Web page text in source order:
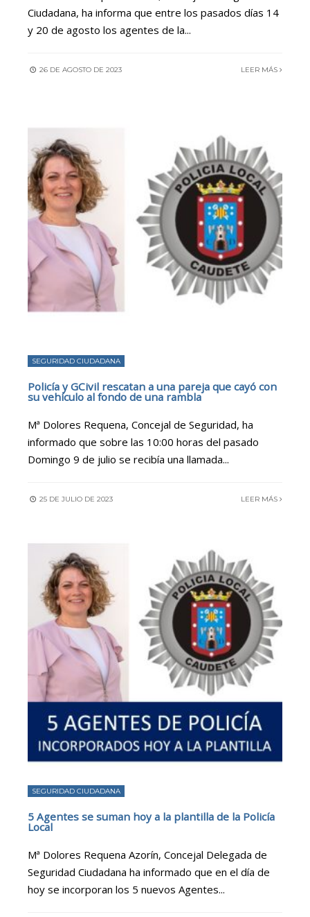
Ciudadana, ha informa que entre los pasados días 14
y 20 de agosto los agentes de la...
26 DE AGOSTO DE 2023 LEER MÁS
SEGURIDAD CIUDADANA
Policía y GCivil rescatan a una pareja que cayó con
su vehículo al fondo de una rambla
Mª Dolores Requena, Concejal de Seguridad, ha
informado que sobre las 10:00 horas del pasado
Domingo 9 de julio se recibía una llamada...
25 DE JULIO DE 2023 LEER MÁS
SEGURIDAD CIUDADANA
5 Agentes se suman hoy a la plantilla de la Policía
Local
Mª Dolores Requena Azorín, Concejal Delegada de
Seguridad Ciudadana ha informado que en el día de
hoy se incorporan los 5 nuevos Agentes...